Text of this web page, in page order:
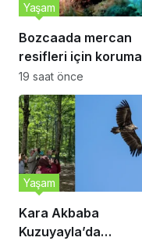
Bozcaada mercan
resifleri için koruma
seferberliği
Yaşam
19 saat önce
Kara Akbaba
Kuzuyayla’da
Yaşam